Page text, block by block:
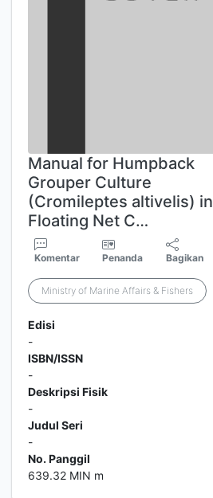
Manual for Humpback
Grouper Culture
(Cromileptes altivelis) in
Floating Net C…
Komentar Penanda Bagikan
Ministry of Marine Affairs & Fishers
Edisi
-
ISBN/ISSN
-
Deskripsi Fisik
-
Judul Seri
-
No. Panggil
639.32 MIN m